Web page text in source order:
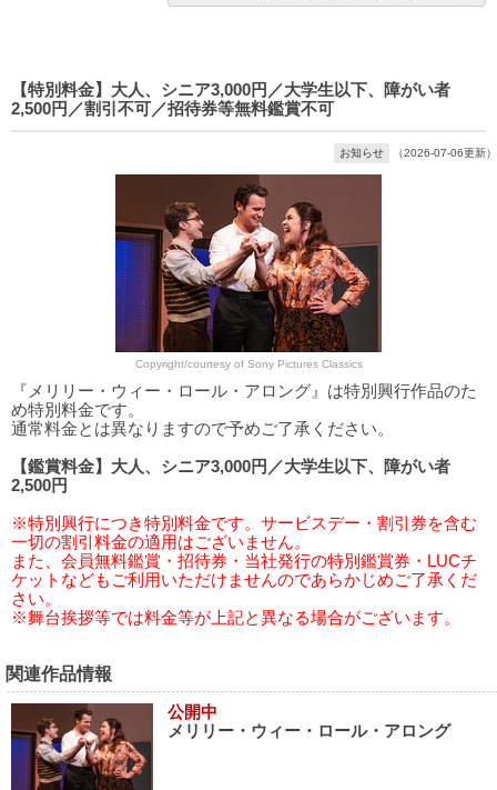
【特別料金】大人、シニア3,000円／大学生以下、障がい者
2,500円／割引不可／招待券等無料鑑賞不可
お知らせ （2026-07-06更新）
Copyright/courtesy of Sony Pictures Classics
『メリリー・ウィー・ロール・アロング』は特別興行作品のた
め特別料金です。
通常料金とは異なりますので予めご了承ください。
【鑑賞料金】大人、シニア3,000円／大学生以下、障がい者
2,500円
※特別興行につき特別料金です。サービスデー・割引券を含む
一切の割引料金の適用はございません。
また、会員無料鑑賞・招待券・当社発行の特別鑑賞券・LUCチ
ケットなどもご利用いただけませんのであらかじめご了承くだ
さい。
※舞台挨拶等では料金等が上記と異なる場合がございます。
関連作品情報
公開中
メリリー・ウィー・ロール・アロング